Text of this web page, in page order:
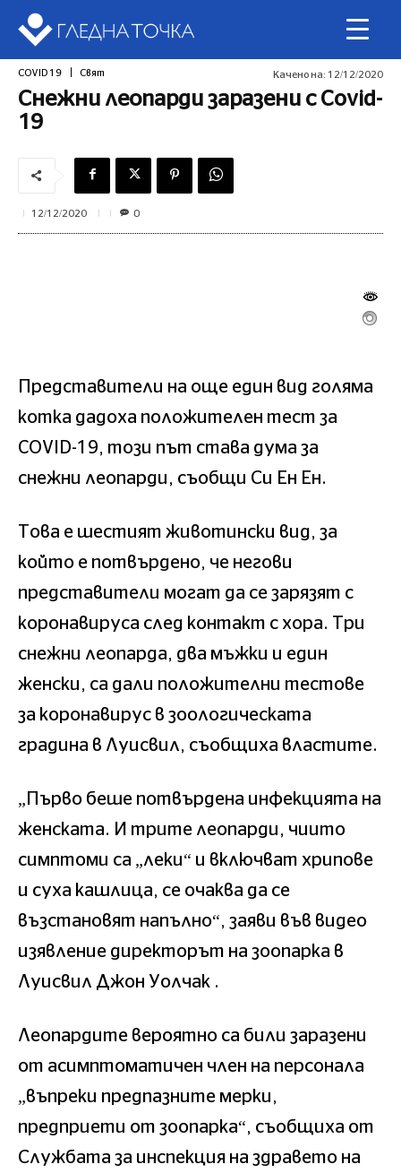
COVID 19 Свят Качено на: 12/12/2020
Снежни леопарди заразени с Covid-
19
12/12/2020 0
Представители на още един вид голяма
котка дадоха положителен тест за
COVID-19, този път става дума за
снежни леопарди, съобщи Си Ен Ен.
Това е шестият животински вид, за
който е потвърдено, че негови
представители могат да се зарязят с
коронавируса след контакт с хора. Три
снежни леопарда, два мъжки и един
женски, са дали положителни тестове
за коронавирус в зоологическата
градина в Луисвил, съобщиха властите.
„Първо беше потвърдена инфекцията на
женската. И трите леопарди, чиито
симптоми са „леки“ и включват хрипове
и суха кашлица, се очаква да се
възстановят напълно“, заяви във видео
изявление директорът на зоопарка в
Луисвил Джон Уолчак .
Леопардите вероятно са били заразени
от асимптоматичен член на персонала
„въпреки предпазните мерки,
предприети от зоопарка“, съобщиха от
Службата за инспекция на здравето на